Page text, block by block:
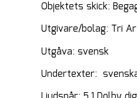
Objektets skick:
Utgivare/bolag: Tri
Utgåva: svensk
Undertexter: